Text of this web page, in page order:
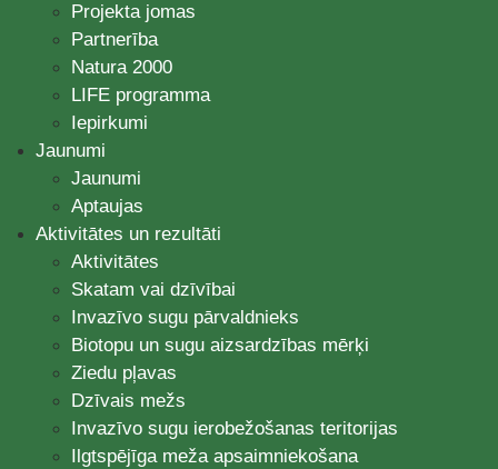
Projekta jomas
Partnerība
Natura 2000
LIFE programma
Iepirkumi
Jaunumi
Jaunumi
Aptaujas
Aktivitātes un rezultāti
Aktivitātes
Skatam vai dzīvībai
Invazīvo sugu pārvaldnieks
Biotopu un sugu aizsardzības mērķi
Ziedu pļavas
Dzīvais mežs
Invazīvo sugu ierobežošanas teritorijas
Ilgtspējīga meža apsaimniekošana